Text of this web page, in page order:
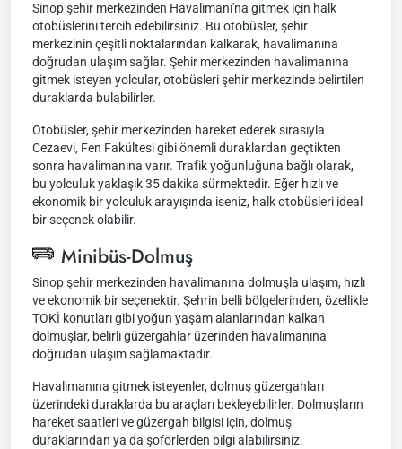
Sinop şehir merkezinden Havalimanı'na gitmek için halk
otobüslerini tercih edebilirsiniz. Bu otobüsler, şehir
merkezinin çeşitli noktalarından kalkarak, havalimanına
doğrudan ulaşım sağlar. Şehir merkezinden havalimanına
gitmek isteyen yolcular, otobüsleri şehir merkezinde belirtilen
duraklarda bulabilirler.
Otobüsler, şehir merkezinden hareket ederek sırasıyla
Cezaevi, Fen Fakültesi gibi önemli duraklardan geçtikten
sonra havalimanına varır. Trafik yoğunluğuna bağlı olarak,
bu yolculuk yaklaşık 35 dakika sürmektedir. Eğer hızlı ve
ekonomik bir yolculuk arayışında iseniz, halk otobüsleri ideal
bir seçenek olabilir.
Minibüs-Dolmuş
Sinop şehir merkezinden havalimanına dolmuşla ulaşım, hızlı
ve ekonomik bir seçenektir. Şehrin belli bölgelerinden, özellikle
TOKİ konutları gibi yoğun yaşam alanlarından kalkan
dolmuşlar, belirli güzergahlar üzerinden havalimanına
doğrudan ulaşım sağlamaktadır.
Havalimanına gitmek isteyenler, dolmuş güzergahları
üzerindeki duraklarda bu araçları bekleyebilirler. Dolmuşların
hareket saatleri ve güzergah bilgisi için, dolmuş
duraklarından ya da şoförlerden bilgi alabilirsiniz.